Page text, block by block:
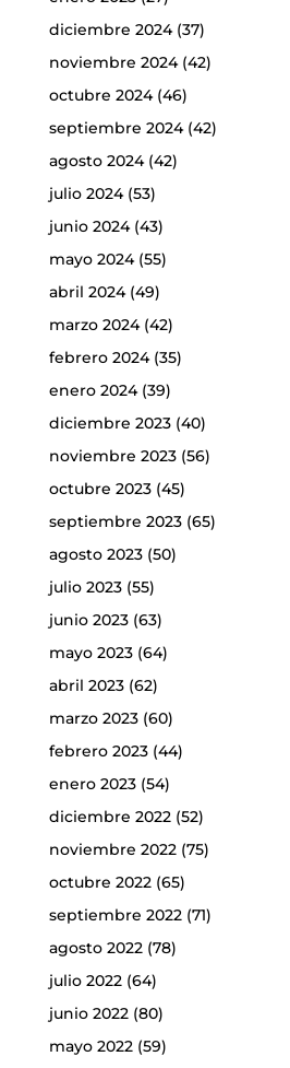
diciembre 2024(37)
noviembre 2024(42)
octubre 2024(46)
septiembre 2024(42)
agosto 2024(42)
julio 2024(53)
junio 2024(43)
mayo 2024(55)
abril 2024(49)
marzo 2024(42)
febrero 2024(35)
enero 2024(39)
diciembre 2023(40)
noviembre 2023(56)
octubre 2023(45)
septiembre 2023(65)
agosto 2023(50)
julio 2023(55)
junio 2023(63)
mayo 2023(64)
abril 2023(62)
marzo 2023(60)
febrero 2023(44)
enero 2023(54)
diciembre 2022(52)
noviembre 2022(75)
octubre 2022(65)
septiembre 2022(71)
agosto 2022(78)
julio 2022(64)
junio 2022(80)
mayo 2022(59)